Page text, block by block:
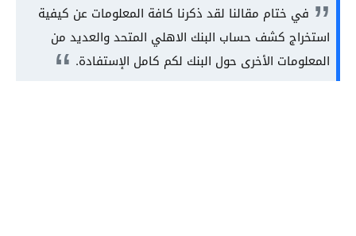
في ختام مقالنا لقد ذكرنا كافة المعلومات عن كيفية
استخراج كشف حساب البنك الاهلي المتحد والعديد من
المعلومات الأخرى حول البنك لكم كامل الإستفادة.